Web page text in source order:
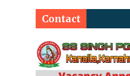
Contact